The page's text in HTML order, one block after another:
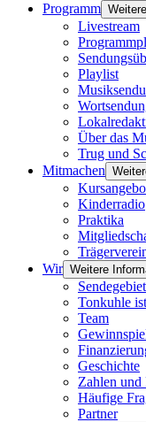
Programm
Livestream
Playlist
Über das
Trug und
Mitmachen
Kinderradio
Praktika
Wir Weitere
Sendegebiet
Tonkuhle
Team
Geschichte
Zahlen und
Häufige
Partner